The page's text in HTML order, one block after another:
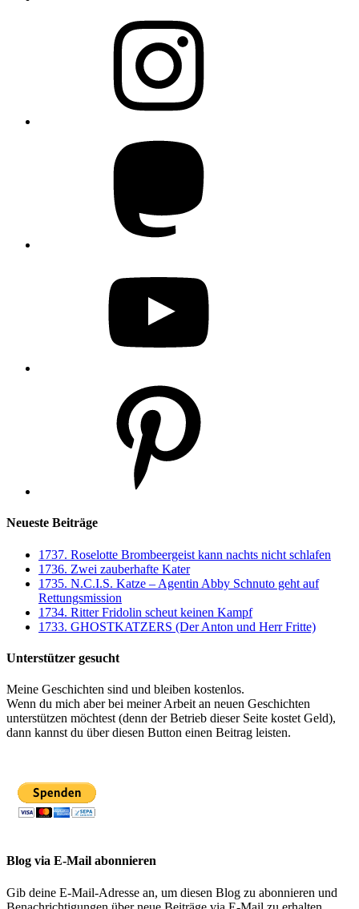
Neueste Beiträge
1737. Roselotte Brombeergeist kann nachts nicht schlafen
1736. Zwei zauberhafte Kater
1735. N.C.I.S. Katze – Agentin Abby Schnuto geht auf
Rettungsmission
1734. Ritter Fridolin scheut keinen Kampf
1733. GHOSTKATZERS (Der Anton und Herr Fritte)
Unterstützer gesucht
Meine Geschichten sind und bleiben kostenlos.
Wenn du mich aber bei meiner Arbeit an neuen Geschichten
unterstützen möchtest (denn der Betrieb dieser Seite kostet Geld),
dann kannst du über diesen Button einen Beitrag leisten.
Blog via E-Mail abonnieren
Gib deine E-Mail-Adresse an, um diesen Blog zu abonnieren und